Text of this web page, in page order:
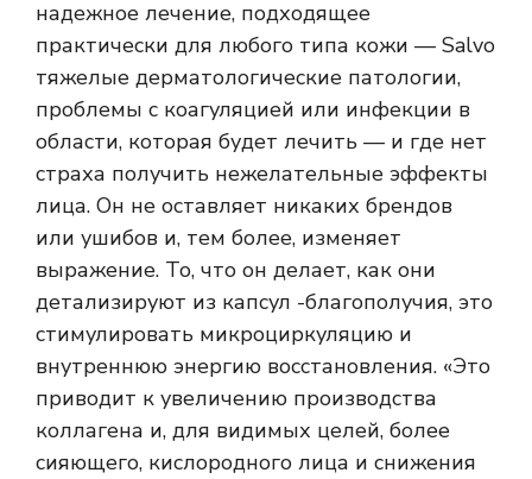
надежное лечение, подходящее
практически для любого типа кожи — Salvo
тяжелые дерматологические патологии,
проблемы с коагуляцией или инфекции в
области, которая будет лечить — и где нет
страха получить нежелательные эффекты
лица. Он не оставляет никаких брендов
или ушибов и, тем более, изменяет
выражение. То, что он делает, как они
детализируют из капсул -благополучия, это
стимулировать микроциркуляцию и
внутреннюю энергию восстановления. «Это
приводит к увеличению производства
коллагена и, для видимых целей, более
сияющего, кислородного лица и снижения